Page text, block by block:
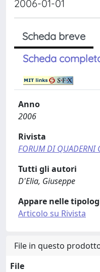
2006-01-01
Scheda breve
Scheda
Anno
2006
Rivista
FORUM DI QUADERNI
Tutti gli autori
D'Elia, Giuseppe
Appare nelle
Articolo su Rivista
File in questo
File